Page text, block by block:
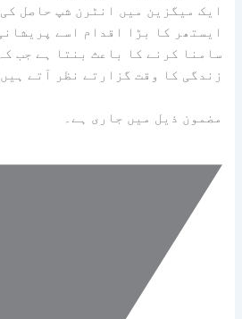
ایک میگزین میں انٹرن شپ حاصل
ایستھر کا بڑا اقدام اسے
سامنا کرنے کا باعث بنتا ہے جب
زندگی کا وقت گزارتے نظر آتے
مضمون ذیل میں جاری ہے۔